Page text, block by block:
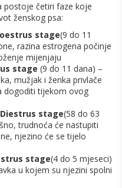
postoje četiri faze koje
ženskog psa:
stage(9 do 11
razina estrogena počinje
mijenjaju
stage (9 do 11 dana) –
mužjak i ženka privlače
dogoditi tijekom ovog
stage(58 do 63
trudnoća će nastupiti
njezino će se tijelo
stage(4 do 5 mjeseci)
u kojem su njezini spolni